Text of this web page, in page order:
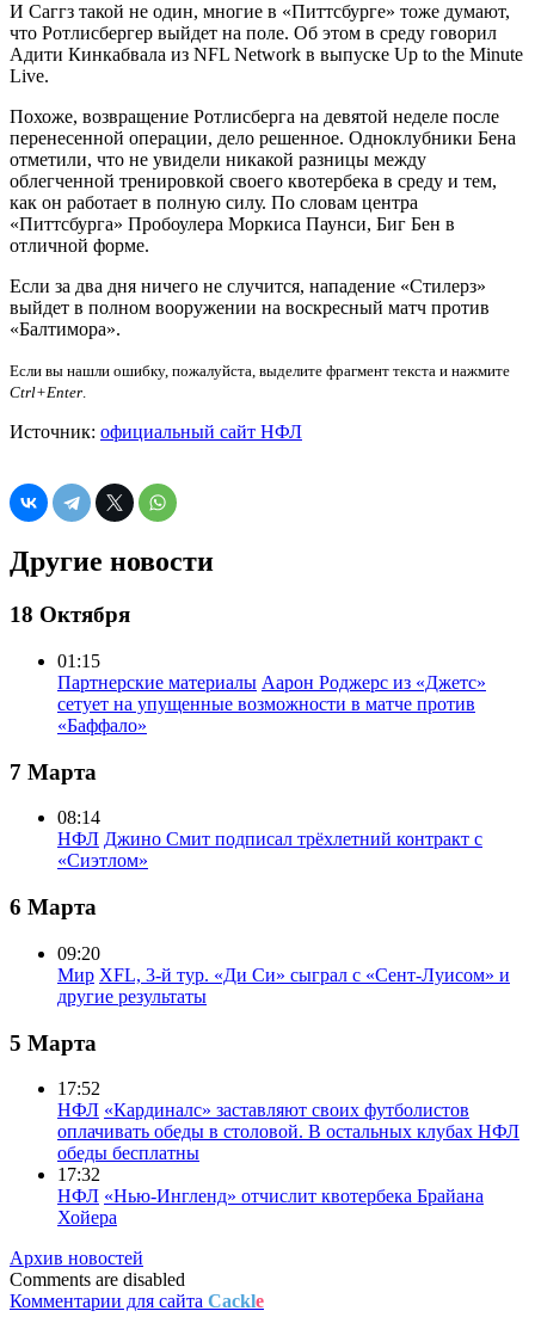
И Саггз такой не один, многие в «Питтсбурге» тоже думают,
что Ротлисбергер выйдет на поле. Об этом в среду говорил
Адити Кинкабвала из NFL Network в выпуске Up to the Minute
Live.
Похоже, возвращение Ротлисберга на девятой неделе после
перенесенной операции, дело решенное. Одноклубники Бена
отметили, что не увидели никакой разницы между
облегченной тренировкой своего квотербека в среду и тем,
как он работает в полную силу. По словам центра
«Питтсбурга» Пробоулера Моркиса Паунси, Биг Бен в
отличной форме.
Если за два дня ничего не случится, нападение «Стилерз»
выйдет в полном вооружении на воскресный матч против
«Балтимора».
Если вы нашли ошибку, пожалуйста, выделите фрагмент текста и нажмите
Ctrl+Enter.
Источник: официальный сайт НФЛ
Другие новости
18 Октября
01:15
Партнерские материалы Аарон Роджерс из «Джетс»
сетует на упущенные возможности в матче против
«Баффало»
7 Марта
08:14
НФЛ Джино Смит подписал трёхлетний контракт с
«Сиэтлом»
6 Марта
09:20
Мир XFL, 3-й тур. «Ди Си» сыграл с «Сент-Луисом» и
другие результаты
5 Марта
17:52
НФЛ «Кардиналс» заставляют своих футболистов
оплачивать обеды в столовой. В остальных клубах НФЛ
обеды бесплатны
17:32
НФЛ «Нью-Ингленд» отчислит квотербека Брайана
Хойера
Архив новостей
Comments are disabled
Комментарии для сайта Cackle